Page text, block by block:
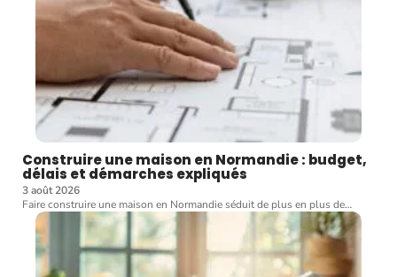
Construire une maison en Normandie : budget,
délais et démarches expliqués
3 août 2026
Faire construire une maison en Normandie séduit de plus en plus de…